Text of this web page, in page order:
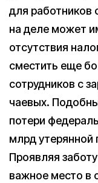
для работников
на деле может
отсутствия
сместить еще
сотрудников с
чаевых.
потери
млрд утерянной
Проявляя
важное место в